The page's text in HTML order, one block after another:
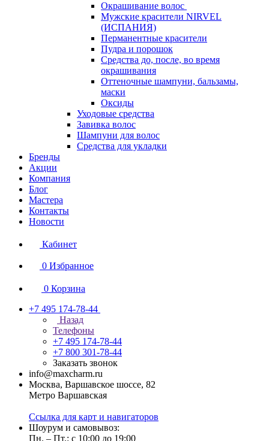
Окрашивание волос
Мужские красители NIRVEL
(ИСПАНИЯ)
Перманентные красители
Пудра и порошок
Средства до, после, во время
окрашивания
Оттеночные шампуни, бальзамы,
маски
Оксиды
Уходовые средства
Завивка волос
Шампуни для волос
Средства для укладки
Бренды
Акции
Компания
Блог
Мастера
Контакты
Новости
Кабинет
0 Избранное
0 Корзина
+7 495 174-78-44
Назад
Телефоны
+7 495 174-78-44
+7 800 301-78-44
Заказать звонок
info@maxcharm.ru
Москва, Варшавское шоссе, 82
Метро Варшавская
Ссылка для карт и навигаторов
Шоурум и самовывоз:
Пн. – Пт.: с 10:00 до 19:00